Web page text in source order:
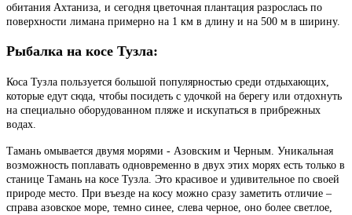
обитания Ахтаниза, и сегодня цветочная плантация разрослась по
поверхности лимана примерно на 1 км в длину и на 500 м в ширину.
Рыбалка на косе Тузла:
Коса Тузла пользуется большой популярностью среди отдыхающих,
которые едут сюда, чтобы посидеть с удочкой на берегу или отдохнуть
на специально оборудованном пляже и искупаться в прибрежных
водах.
Тамань омывается двумя морями - Азовским и Черным. Уникальная
возможность поплавать одновременно в двух этих морях есть только в
станице Тамань на косе Тузла. Это красивое и удивительное по своей
природе место. При въезде на косу можно сразу заметить отличие –
справа азовское море, темно синее, слева черное, оно более светлое,